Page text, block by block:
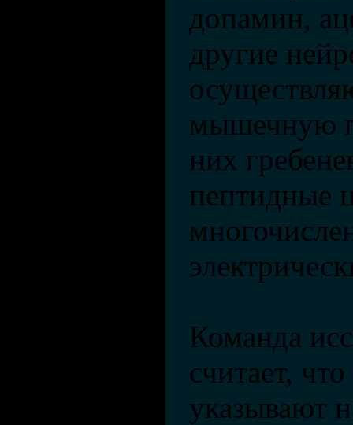
допамин,
другие
мышечную
них
пептидные
Команда
считает,
указывают